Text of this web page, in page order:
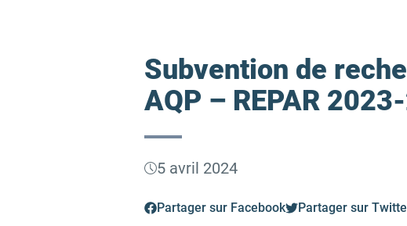
Subvention de
AQP – REPAR
5 avril 2024
Partager sur Facebook Partager sur